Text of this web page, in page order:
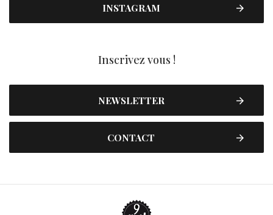
INSTAGRAM
Inscrivez vous !
NEWSLETTER
CONTACT